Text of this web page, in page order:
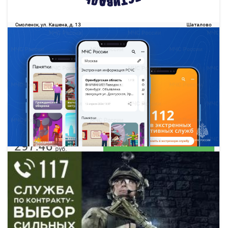
Смоленск, ул. Кашена, д. 13 Шаталово
Детали рейса
Подробнее
о маршруте
297.46
Выбрать
17:20
Смоленск
Смоленск, ул. Кашена, д. 13
09 авг
Шаталово
Шаталово
Детали рейса
Подробнее
о маршруте
297.46 руб.
8 свободных мест
Выбрать
18:00 1 ч. 8 м 09 авг19:08